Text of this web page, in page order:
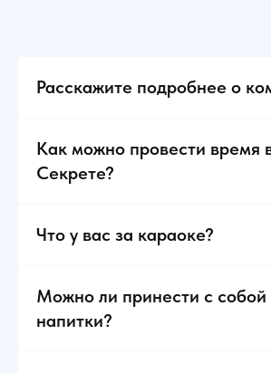
Расскажите подробнее о
Как можно провести время
Секрете?
Что у вас за караоке?
Можно ли принести с собой
напитки?